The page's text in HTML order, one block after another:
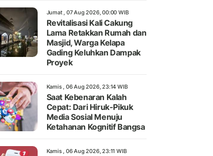
Jumat , 07 Aug 2026, 00:00 WIB
Revitalisasi Kali Cakung
Lama Retakkan Rumah dan
Masjid, Warga Kelapa
Gading Keluhkan Dampak
Proyek
Kamis , 06 Aug 2026, 23:14 WIB
Saat Kebenaran Kalah
Cepat: Dari Hiruk-Pikuk
Media Sosial Menuju
Ketahanan Kognitif Bangsa
Kamis , 06 Aug 2026, 23:11 WIB